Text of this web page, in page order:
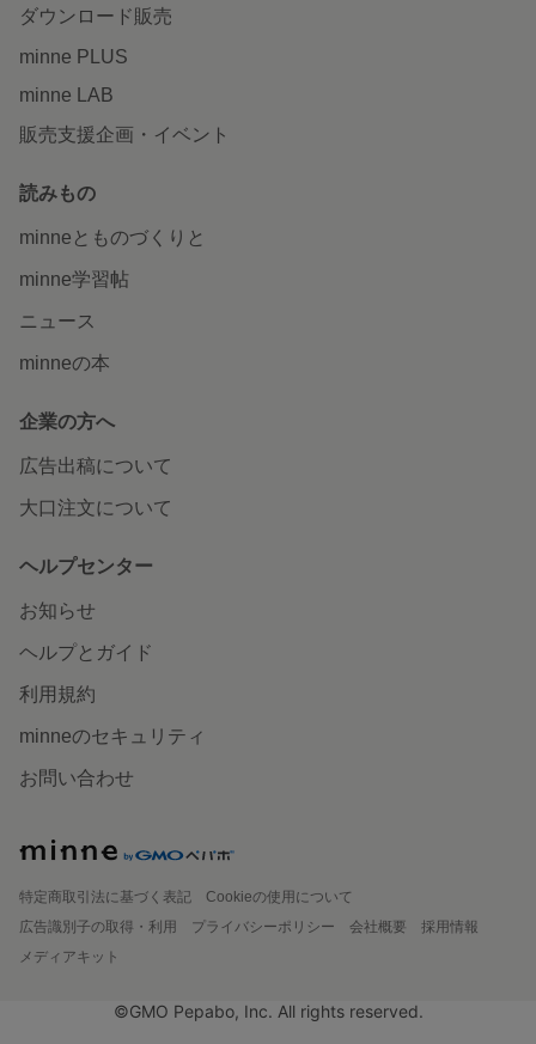
ダウンロード販売
minne PLUS
minne LAB
販売支援企画・イベント
読みもの
minneとものづくりと
minne学習帖
ニュース
minneの本
企業の方へ
広告出稿について
大口注文について
ヘルプセンター
お知らせ
ヘルプとガイド
利用規約
minneのセキュリティ
お問い合わせ
特定商取引法に基づく表記
Cookieの使用について
広告識別子の取得・利用
プライバシーポリシー 会社概要
採用情報
メディアキット
©GMO Pepabo, Inc. All rights reserved.